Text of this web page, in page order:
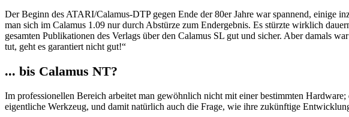
Der Beginn des ATARI/Calamus-DTP gegen Ende der 80er Jahre war spannend, einige
man sich im Calamus 1.09 nur durch Abstürze zum Endergebnis. Es stürzte wirklich
gesamten Publikationen des Verlags über den Calamus SL gut und sicher. Aber damals
tut, geht es garantiert nicht gut!“
... bis Calamus NT?
Im professionellen Bereich arbeitet man gewöhnlich nicht mit einer bestimmten
eigentliche Werkzeug, und damit natürlich auch die Frage, wie ihre zukünftige